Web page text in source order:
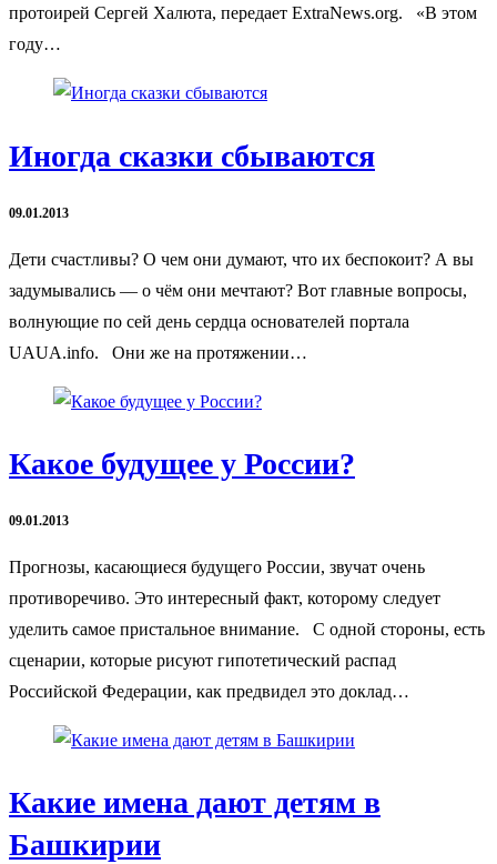
протоирей Сергей Халюта, передает ExtraNews.org. «В этом
году…
Иногда сказки сбываются
09.01.2013
Дети счастливы? О чем они думают, что их беспокоит? А вы
задумывались — о чём они мечтают? Вот главные вопросы,
волнующие по сей день сердца основателей портала
UAUA.info. Они же на протяжении…
Какое будущее у России?
09.01.2013
Прогнозы, касающиеся будущего России, звучат очень
противоречиво. Это интересный факт, которому следует
уделить самое пристальное внимание. С одной стороны, есть
сценарии, которые рисуют гипотетический распад
Российской Федерации, как предвидел это доклад…
Какие имена дают детям в
Башкирии